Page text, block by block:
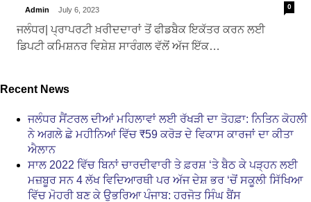
Admin July 6, 2023 0
ਜਲੰਧਰ| ਪ੍ਰਾਪਰਟੀ ਖ਼ਰੀਦਦਾਰਾਂ ਤੋਂ ਫੀਡਬੈਕ ਇਕੱਤਰ ਕਰਨ ਲਈ
ਡਿਪਟੀ ਕਮਿਸ਼ਨਰ ਵਿਸ਼ੇਸ਼ ਸਾਰੰਗਲ ਵੱਲੋਂ ਅੱਜ ਇੱਕ…
Recent News
ਜਲੰਧਰ ਸੈਂਟਰਲ ਦੀਆਂ ਮਹਿਲਾਵਾਂ ਲਈ ਰੱਖੜੀ ਦਾ ਤੋਹਫ਼ਾ: ਨਿਤਿਨ ਕੋਹਲੀ
ਨੇ ਅਗਲੇ ਛੇ ਮਹੀਨਿਆਂ ਵਿੱਚ ₹59 ਕਰੋੜ ਦੇ ਵਿਕਾਸ ਕਾਰਜਾਂ ਦਾ ਕੀਤਾ
ਐਲਾਨ
ਸਾਲ 2022 ਵਿੱਚ ਬਿਨਾਂ ਚਾਰਦੀਵਾਰੀ ਤੇ ਫ਼ਰਸ਼ ‘ਤੇ ਬੈਠ ਕੇ ਪੜ੍ਹਨ ਲਈ
ਮਜ਼ਬੂਰ ਸਨ 4 ਲੱਖ ਵਿਦਿਆਰਥੀ ਪਰ ਅੱਜ ਦੇਸ਼ ਭਰ ‘ਚੋਂ ਸਕੂਲੀ ਸਿੱਖਿਆ
ਵਿੱਚ ਮੋਹਰੀ ਬਣ ਕੇ ਉਭਰਿਆ ਪੰਜਾਬ: ਹਰਜੋਤ ਸਿੰਘ ਬੈਂਸ